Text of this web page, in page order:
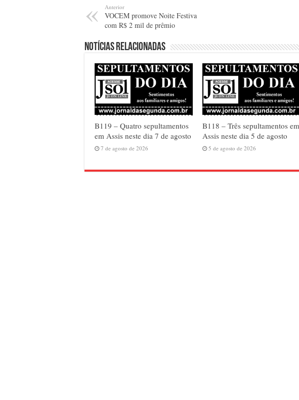
Anterior
VOCEM promove Noite Festiva
com R$ 2 mil de prêmio
Notícias relacionadas
B119 – Quatro sepultamentos
em Assis neste dia 7 de agosto
7 de agosto de 2026
B118 – Três sepultamentos em
Assis neste dia 5 de agosto
5 de agosto de 2026